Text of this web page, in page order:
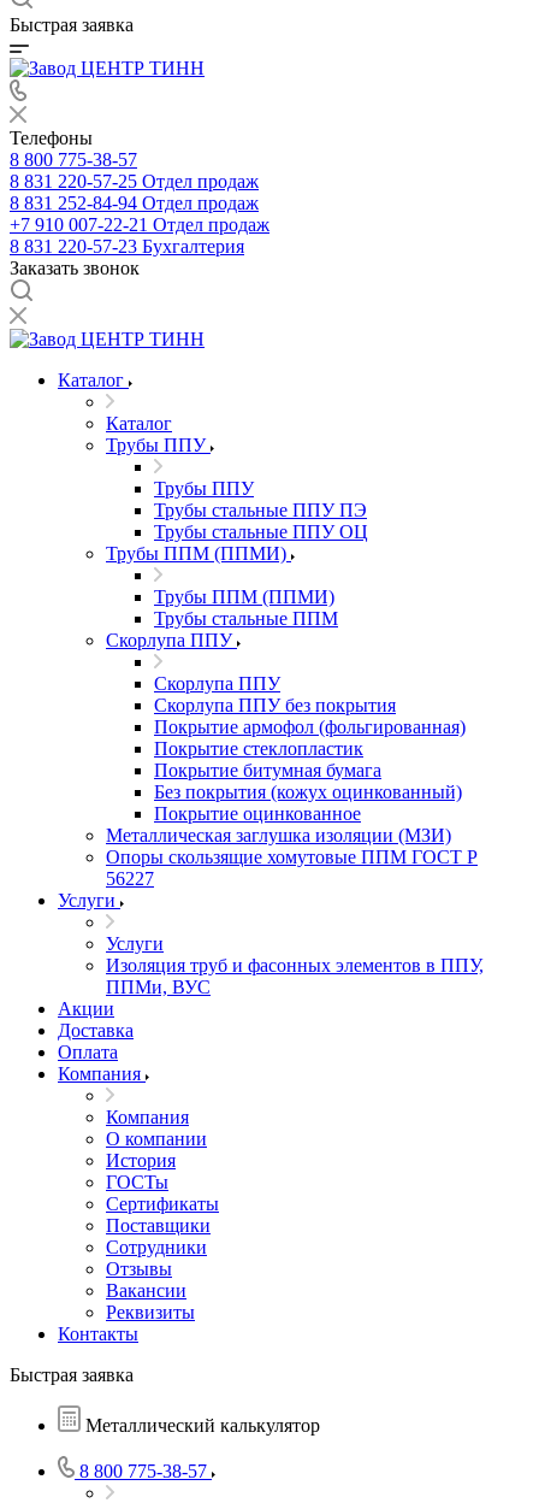
Быстрая заявка
Телефоны
8 800 775-38-57
8 831 220-57-25 Отдел продаж
8 831 252-84-94 Отдел продаж
+7 910 007-22-21 Отдел продаж
8 831 220-57-23 Бухгалтерия
Заказать звонок
Каталог
Каталог
Трубы ППУ
Трубы ППУ
Трубы стальные ППУ ПЭ
Трубы стальные ППУ ОЦ
Трубы ППМ (ППМИ)
Трубы ППМ (ППМИ)
Трубы стальные ППМ
Скорлупа ППУ
Скорлупа ППУ
Скорлупа ППУ без покрытия
Покрытие армофол (фольгированная)
Покрытие стеклопластик
Покрытие битумная бумага
Без покрытия (кожух оцинкованный)
Покрытие оцинкованное
Металлическая заглушка изоляции (МЗИ)
Опоры скользящие хомутовые ППМ ГОСТ Р
56227
Услуги
Услуги
Изоляция труб и фасонных элементов в ППУ,
ППМи, ВУС
Акции
Доставка
Оплата
Компания
Компания
О компании
История
ГОСТы
Сертификаты
Поставщики
Сотрудники
Отзывы
Вакансии
Реквизиты
Контакты
Быстрая заявка
Металлический калькулятор
8 800 775-38-57